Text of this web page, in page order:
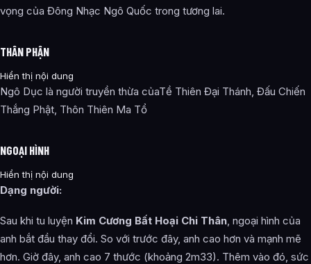
vọng của Đông Nhạc Ngô Quốc trong tương lai.
THÂN PHẬN
Hiển thị nội dung
Ngô Dục là người truyền thừa củaTề Thiên Đại Thánh, Đấu Chiến
Thắng Phật, Thôn Thiên Ma Tổ
NGOẠI HÌNH
Hiển thị nội dung
Dạng người:
Sau khi tu luyện Kim Cương Bất Hoại Chi Thân , ngoại hình của
anh bắt đầu thay đổi. So với trước đây, anh cao hơn và mạnh mẽ
hơn. Giờ đây, anh cao 7 thước (khoảng 2m33). Thêm vào đó, sức